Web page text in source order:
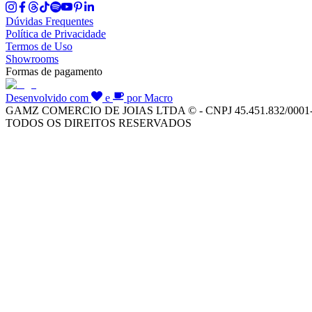
Dúvidas Frequentes
Política de Privacidade
Termos de Uso
Showrooms
Formas de pagamento
Desenvolvido com e
por Macro
GAMZ COMERCIO DE JOIAS LTDA © - CNPJ 45.451.832/
TODOS OS DIREITOS RESERVADOS